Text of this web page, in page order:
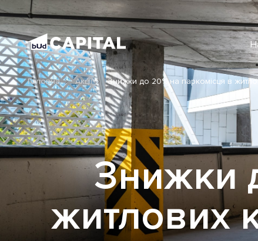
Головна Акції Знижки до 20% на паркомісця в
Знижки
житлових